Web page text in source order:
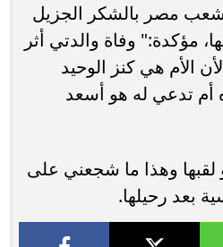
مصر بالشكر الجزيل
مؤكدة:" وفاة والدتي أثر
الأم هي كنز الوحيد
أم تدعي له هو أسعد
وهذا ما شجعني على
بعد رحيلها.